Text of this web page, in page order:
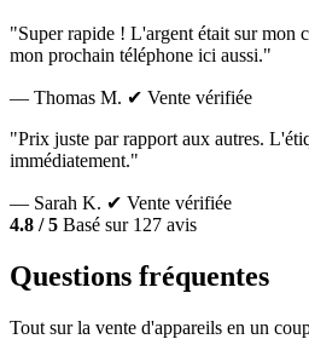
"Super rapide ! L'argent était sur mon
mon prochain téléphone ici aussi."
— Thomas M. ✔ Vente vérifiée
"Prix juste par rapport aux autres.
immédiatement."
— Sarah K. ✔ Vente vérifiée
4.8 / 5 Basé sur 127 avis
Questions fréquentes
Tout sur la vente d'appareils en un